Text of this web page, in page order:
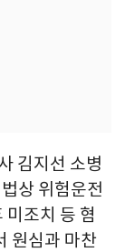
김지선 소병
상 위험운전
조치 등 혐
원심과 마찬